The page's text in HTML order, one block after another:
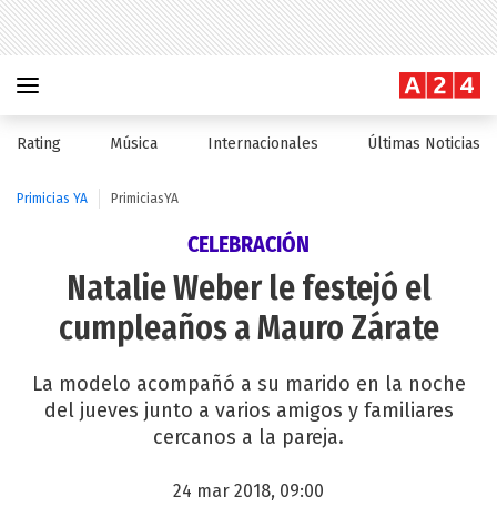
Rating Música Internacionales Últimas Noticias
Primicias YA PrimiciasYA
CELEBRACIÓN
Natalie Weber le festejó el
cumpleaños a Mauro Zárate
La modelo acompañó a su marido en la noche
del jueves junto a varios amigos y familiares
cercanos a la pareja.
24 mar 2018, 09:00